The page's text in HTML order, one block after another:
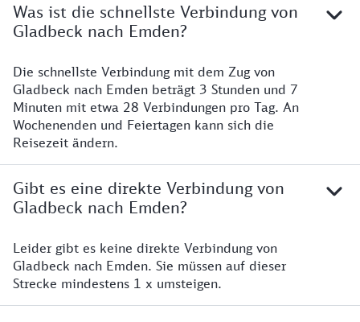
Was ist die schnellste Verbindung von
Gladbeck nach Emden?
Die schnellste Verbindung mit dem Zug von
Gladbeck nach Emden beträgt 3 Stunden und 7
Minuten mit etwa 28 Verbindungen pro Tag. An
Wochenenden und Feiertagen kann sich die
Reisezeit ändern.
Gibt es eine direkte Verbindung von
Gladbeck nach Emden?
Leider gibt es keine direkte Verbindung von
Gladbeck nach Emden. Sie müssen auf dieser
Strecke mindestens 1 x umsteigen.